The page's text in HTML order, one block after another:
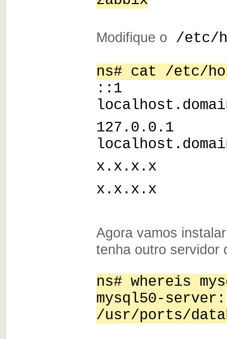
Modifique o /etc/
ns# cat /etc/
::1
x.x.x.x
x.x.x.x
Agora vamos
tenha outro servidor
ns# whereis
mysql50-server:
/usr/ports/